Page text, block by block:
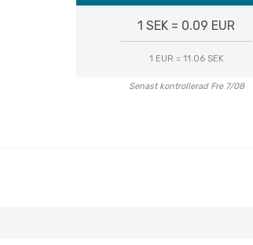
1 SEK = 0.09 EUR
1 EUR = 11.06 SEK
Senast kontrollerad Fre 7/08